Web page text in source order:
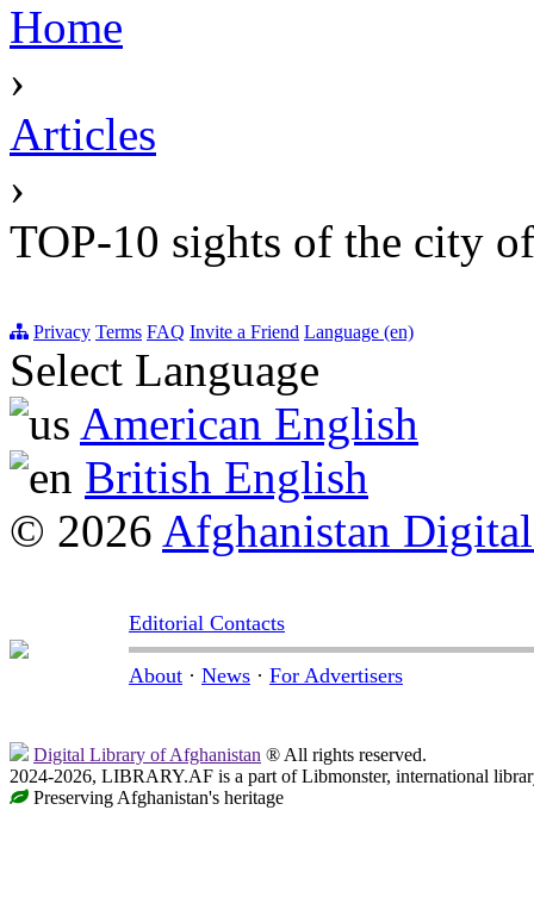
Home
›
Articles
›
TOP-10 sights of the city
Privacy Terms FAQ Invite a Friend Language (en)
Select Language
American English
British English
© 2026 Afghanistan
Editorial Contacts
About · News · For Advertisers
Digital Library of Afghanistan ® All rights reserved.
2024-2026, LIBRARY.AF is a part of Libmonster, international
Preserving Afghanistan's heritage